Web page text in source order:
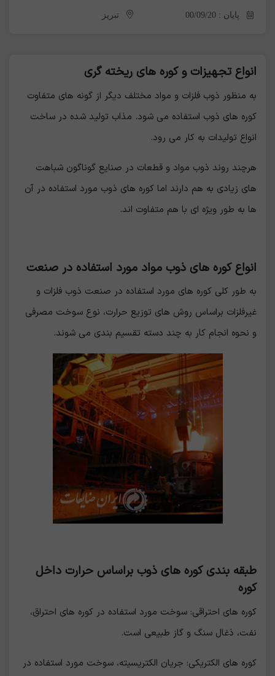
پایان : 00/09/20 تبریز
انواع تجهیزات و کوره های ریخته گری
به منظور ذوب فلزات و مواد مختلف دیگر از گونه های متفاوت
کوره های ذوب استفاده می شود. مذاب تولید شده در ساخت
انواع تولیدات به کار می رود.
هرچند روند ذوب مواد و قطعات در صنایع گوناگون شباهت
های زیادی به هم دارند اما کوره های ذوب مورد استفاده در آن
ها به طور ویژه ای با هم متفاوت اند.
انواع کوره های ذوب مواد مورد استفاده در صنعت
به طور کلی کوره های مورد استفاده در صنعت ذوب فلزات و
غیرفلزات براساس روش های توزیع حرارت، نوع سوخت مصرفی
و نحوه انجام کار به چند دسته تقسیم بندی می شوند.
طبقه بندی کوره های ذوب براساس حرارت داخل
کوره
کوره های احتراقی: سوخت مورد استفاده در کوره های احتراق،
نفت، ذغال سنگ و گاز طبیعی است.
کوره های الکتریکی: جریان الکتریسیته، سوخت مورد استفاده در